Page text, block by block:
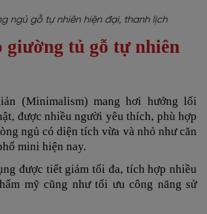
ngủ gỗ tự nhiên hiện đại, thanh lịch
giường tủ gỗ tự nhiên
(Minimalism) mang hơi hướng lối
được nhiều người yêu thích, phù hợp
ngủ có diện tích vừa và nhỏ như căn
mini hiện nay.
được tiết giảm tối đa, tích hợp nhiều
mỹ cũng như tối ưu công năng sử